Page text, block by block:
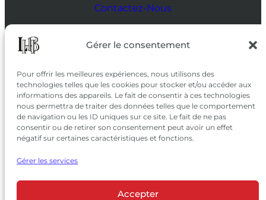
Gérer le consentement
Pour offrir les meilleures expériences, nous utilisons des
technologies telles que les cookies pour stocker et/ou accéder aux
informations des appareils. Le fait de consentir à ces technologies
nous permettra de traiter des données telles que le comportement
de navigation ou les ID uniques sur ce site. Le fait de ne pas
consentir ou de retirer son consentement peut avoir un effet
négatif sur certaines caractéristiques et fonctions.
Gérer les services
Accepter
Contactez-Nous
SUIVEZ-NOUS
SUR LES RÉSEAUX
© 2026 Château Larrivet Haut-Brion |